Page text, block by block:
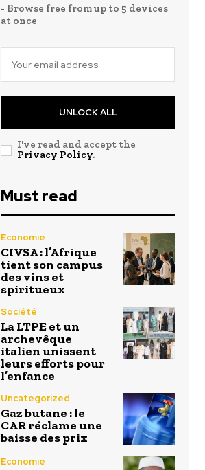
- Browse free from up to 5 devices
at once
UNLOCK ALL
I've read and accept the
Privacy Policy.
Must read
Economie
CIVSA : l’Afrique
tient son campus
des vins et
spiritueux
Société
La LTPE et un
archevêque
italien unissent
leurs efforts pour
l’enfance
Uncategorized
Gaz butane : le
CAR réclame une
baisse des prix
Economie